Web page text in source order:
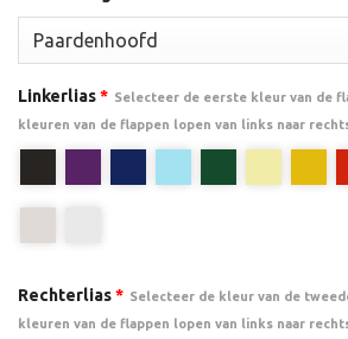
Linkerlias* Selecteer de eerste kleur van de
kleuren van de flappen lopen van links naar
Rechterlias* Selecteer de kleur van de
kleuren van de flappen lopen van links naar